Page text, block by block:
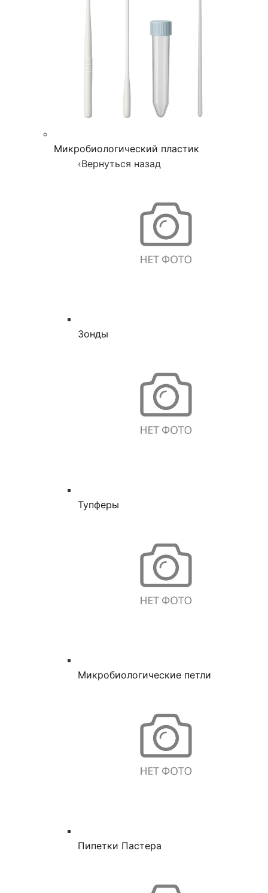
Микробиологический пластик
‹Вернуться назад
Зонды
Тупферы
Микробиологические петли
Пипетки Пастера